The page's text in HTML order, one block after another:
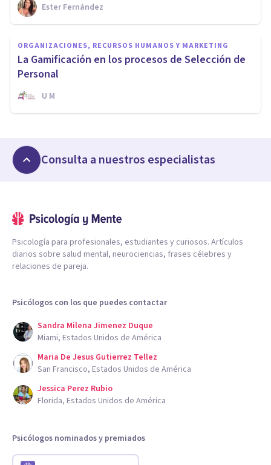
Ester Fernández
ORGANIZACIONES, RECURSOS HUMANOS Y MARKETING
La Gamificación en los procesos de Selección de
Personal
U M
Consulta a nuestros especialistas
Psicología para profesionales, estudiantes y curiosos. Artículos
diarios sobre salud mental, neurociencias, frases célebres y
relaciones de pareja.
Psicólogos con los que puedes contactar
Sandra Milena Jimenez Duque
Miami, Estados Unidos de América
Maria De Jesus Gutierrez Tellez
San Francisco, Estados Unidos de América
Jessica Perez Rubio
Florida, Estados Unidos de América
Psicólogos nominados y premiados